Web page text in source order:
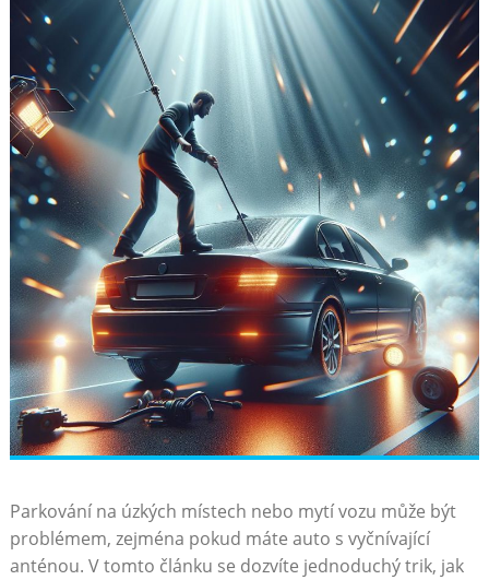
Parkování na úzkých místech nebo mytí vozu může být
problémem, zejména pokud máte auto s vyčnívající
anténou. V tomto článku se dozvíte jednoduchý ⁤trik, jak